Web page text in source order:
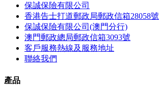
保誠保險有限公司
香港告士打道郵政局郵政信箱28058號
保誠保險有限公司(澳門分行)
澳門郵政總局郵政信箱3093號
客戶服務熱線及服務地址
聯絡我們
產品